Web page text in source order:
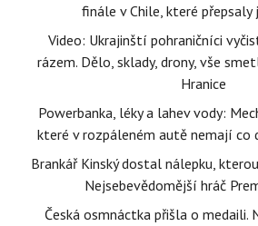
finále v Chile, které přepsaly
Video: Ukrajinští pohraničníci
rázem. Dělo, sklady, drony, vše
Hranice
Powerbanka, léky a lahev vody:
které v rozpáleném autě nemají co
Brankář Kinský dostal nálepku,
Nejsebevědomější hráč
Česká osmnáctka přišla o medaili.